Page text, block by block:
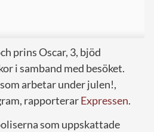
prins Oscar, 3, bjöd
i samband med besöket.
arbetar under julen!,
rapporterarExpressen.
som uppskattade